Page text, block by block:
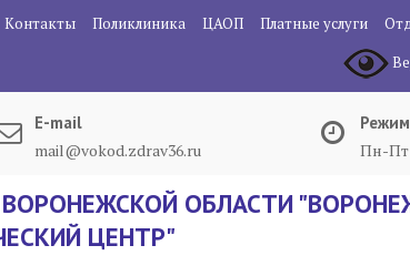
Контакты Поликлиника ЦАОП Платные услуги
E-mail
mail@vokod.zdrav36.ru
Пн-Пт
ОБЛАСТИ
ЦЕНТР"